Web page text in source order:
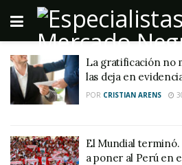
La gratificación no
las deja en
POR CRISTIAN ARENS
El Mundial
a poner al Perú en